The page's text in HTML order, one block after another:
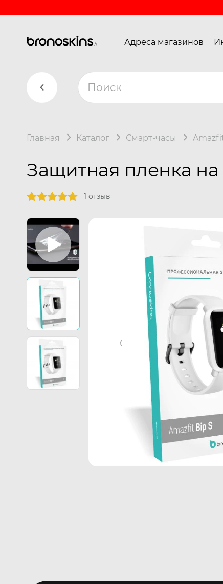
Адреса магазинов
Главная Каталог Смарт-часы
Защитная пленка
1 отзыв